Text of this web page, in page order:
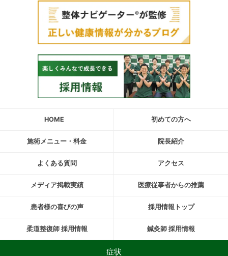
HOME 初めての方へ
施術メニュー・料金 院長紹介
よくある質問 アクセス
メディア掲載実績 医療従事者からの推薦
患者様の喜びの声 採用情報トップ
柔道整復師 採用情報 鍼灸師 採用情報
症状